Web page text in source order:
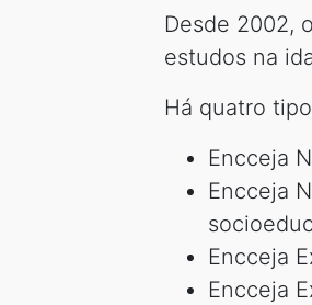
Desde 2002,
estudos na
Há quatro
Encceja
Encceja
Encceja
Encceja